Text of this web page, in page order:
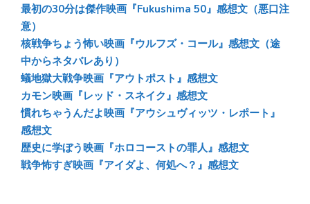
最初の30分は傑作映画『Fukushima 50』感想文（悪口注
意）
核戦争ちょう怖い映画『ウルフズ・コール』感想文（途
中からネタバレあり）
蟻地獄大戦争映画『アウトポスト』感想文
カモン映画『レッド・スネイク』感想文
慣れちゃうんだよ映画『アウシュヴィッツ・レポート』
感想文
歴史に学ぼう映画『ホロコーストの罪人』感想文
戦争怖すぎ映画『アイダよ、何処へ？』感想文